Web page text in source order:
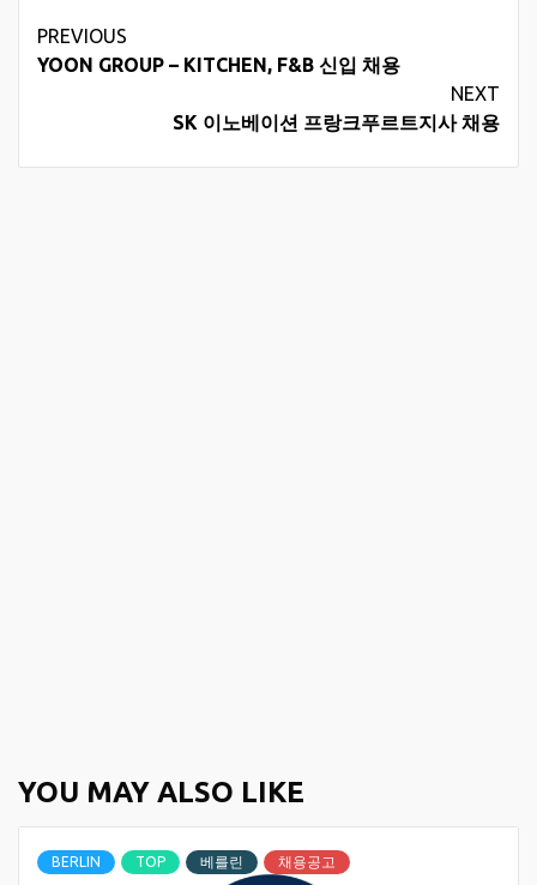
Continue
Reading
PREVIOUS
YOON GROUP – KITCHEN, F&B 신입 채용
NEXT
SK 이노베이션 프랑크푸르트지사 채용
YOU MAY ALSO LIKE
BERLIN TOP 베를린 채용공고